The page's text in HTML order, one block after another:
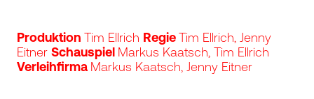
Produktion Tim Ellrich RegieTim Ellrich, Jenny
Eitner Schauspiel Markus Kaatsch, Tim Ellrich
Verleihfirma Markus Kaatsch, Jenny Eitner